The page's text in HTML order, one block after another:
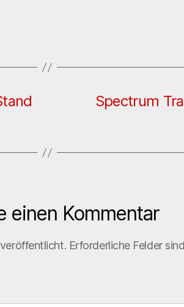
Spectrum
einen Kommentar
Erforderliche Felder